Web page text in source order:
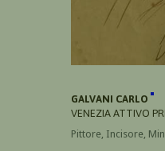
GALVANI CARLO
VENEZIA ATTIVO
Pittore, Incisore,